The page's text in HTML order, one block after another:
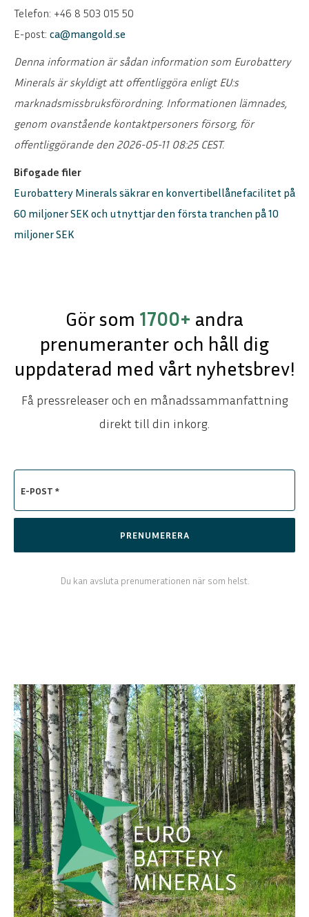
Telefon: +46 8 503 015 50
E-post: ca@mangold.se
Denna information är sådan information som Eurobattery
Minerals är skyldigt att offentliggöra enligt EU:s
marknadsmissbruksförordning. Informationen lämnades,
genom ovanstående kontaktpersoners försorg, för
offentliggörande den 2026-05-11 08:25 CEST.
Bifogade filer
Eurobattery Minerals säkrar en konvertibellånefacilitet på
60 miljoner SEK och utnyttjar den första tranchen på 10
miljoner SEK
Gör som 1700+ andra
prenumeranter och håll dig
uppdaterad med vårt nyhetsbrev!
Få pressreleaser och en månadssammanfattning
direkt till din inkorg.
E-POST *
PRENUMERERA
Du kan avsluta prenumerationen när som helst.